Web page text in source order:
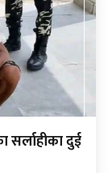
दुई